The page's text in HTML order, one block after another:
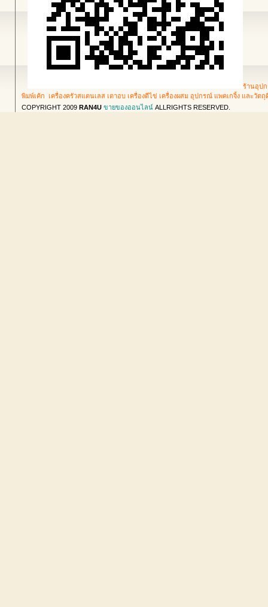
ร้านอุป
พิมพ์เค้ก เครื่องครัวสแตนเลส เตาอบ เครื่องตีไข่ เครื่องผสม อุปกรณ์ แพคเกจิ้ง และวัต
COPYRIGHT 2009 RAN4U ขายของออนไลน์ALLRIGHTS RESERVED.